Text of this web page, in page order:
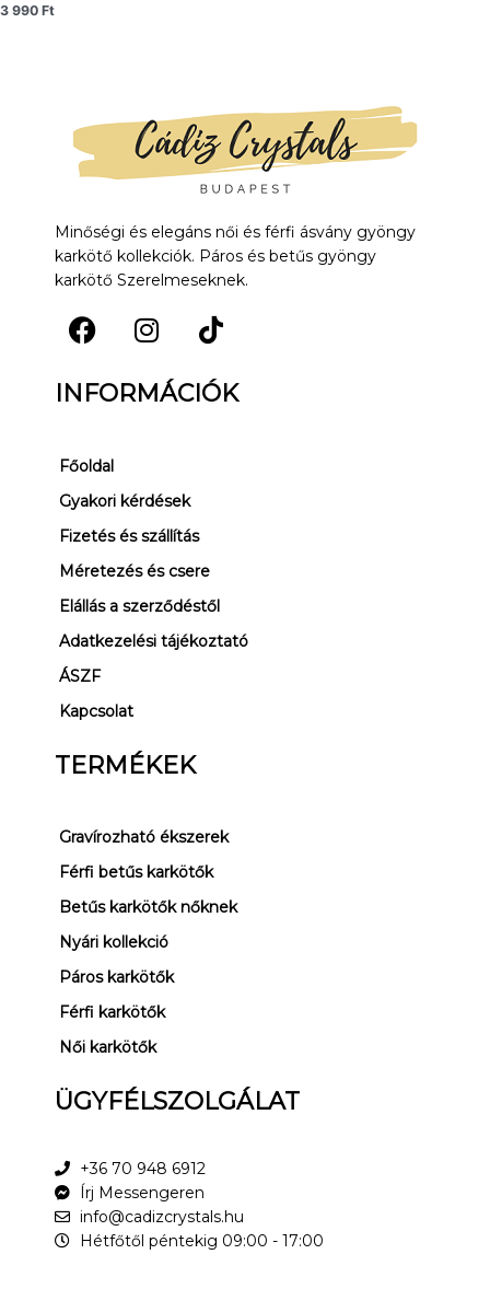
3 990 Ft
Minőségi és elegáns női és férfi ásvány gyöngy
karkötő kollekciók. Páros és betűs gyöngy
karkötő Szerelmeseknek.
F
a
c
b
o
o
k
I
n
s
g
r
a
m
T
i
k
INFORMÁCIÓK
Főoldal
Gyakori kérdések
Fizetés és szállítás
Méretezés és csere
Elállás a szerződéstől
Adatkezelési tájékoztató
ÁSZF
Kapcsolat
TERMÉKEK
Gravírozható ékszerek
Férfi betűs karkötők
Betűs karkötők nőknek
Nyári kollekció
Páros karkötők
Férfi karkötők
Női karkötők
ÜGYFÉLSZOLGÁLAT
+36 70 948 6912
Írj Messengeren
info@cadizcrystals.hu
Hétfőtől péntekig 09:00 - 17:00